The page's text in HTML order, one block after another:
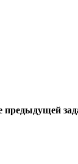
предыдущей